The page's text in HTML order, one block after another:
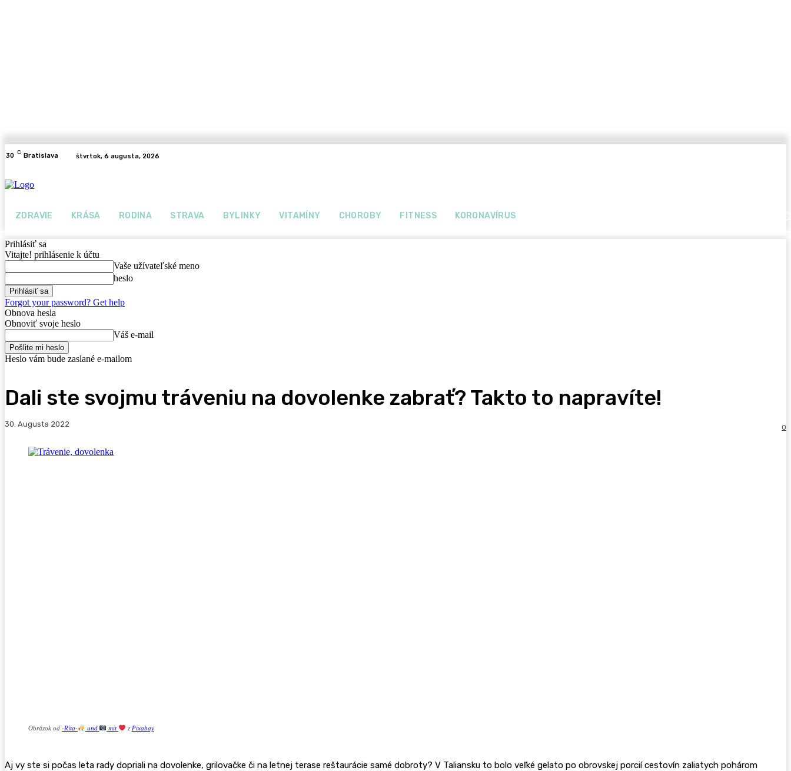
30 C Bratislava štvrtok, 6 augusta, 2026
ZDRAVIE KRÁSA RODINA STRAVA BYLINKY VITAMÍNY CHOROBY FITNESS KORONAVÍRUS
Prihlásiť sa
Vitajte! prihlásenie k účtu
Vaše užívateľské meno
heslo
Forgot your password? Get help
Obnova hesla
Obnoviť svoje heslo
Váš e-mail
Heslo vám bude zaslané e-mailom
Dali ste svojmu tráveniu na dovolenke zabrať? Takto to napravíte!
30. Augusta 2022 0
Obrázok od -Rita- und mit z Pixabay
Aj vy ste si počas leta rady dopriali na dovolenke, grilovačke či na letnej terase reštaurácie samé dobroty? V Taliansku to bolo veľké gelato po obrovskej porcií cestovín zaliatych pohárom